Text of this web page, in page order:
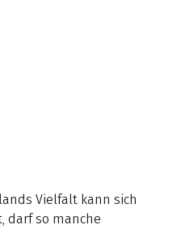
TAB)
Vielfalt kann sich
darf so manche